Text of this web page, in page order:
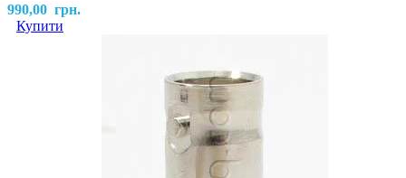
990,00 грн.
Купити